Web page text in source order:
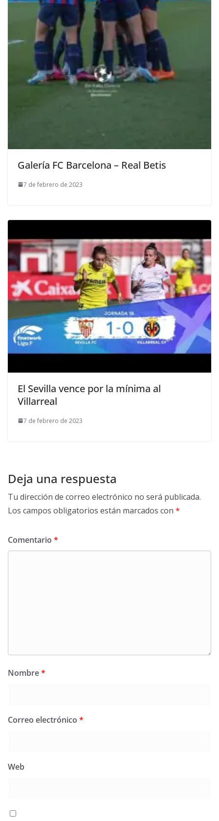
Galería FC Barcelona – Real Betis
7 de febrero de 2023
El Sevilla vence por la mínima al
Villarreal
7 de febrero de 2023
Deja una respuesta
Tu dirección de correo electrónico no será publicada.
Los campos obligatorios están marcados con *
Comentario *
Nombre*
Correo electrónico *
Web